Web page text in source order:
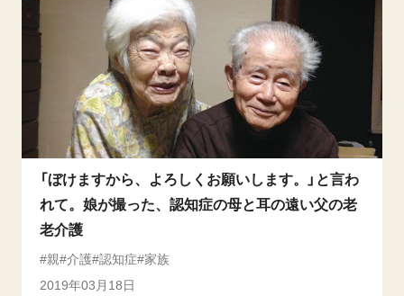
「ぼけますから、よろしくお願いします。」と言わ
れて。娘が撮った、認知症の母と耳の遠い父の老
老介護
親 介護 認知症 家族
2019年03月18日